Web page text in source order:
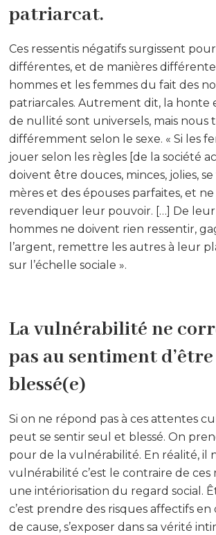
patriarcat.
Ces ressentis négatifs surgissent
différentes, et de manières
hommes et les femmes du fait des
patriarcales. Autrement dit, la honte
de nullité sont universels, mais nous
différemment selon le sexe. « Si les
jouer selon les règles [de la société
doivent être douces, minces, jolies,
mères et des épouses parfaites, et ne
revendiquer leur pouvoir. […] De leur
hommes ne doivent rien ressentir,
l’argent, remettre les autres à leur
sur l’échelle sociale ».
La vulnérabilité ne
pas au sentiment
blessé(e)
Si on ne répond pas à ces attentes
peut se sentir seul et blessé. On
pour de la vulnérabilité. En réalité, il
vulnérabilité c’est le contraire de ces
une intériorisation du regard social.
c’est prendre des risques affectifs en
de cause, s’exposer dans sa vérité